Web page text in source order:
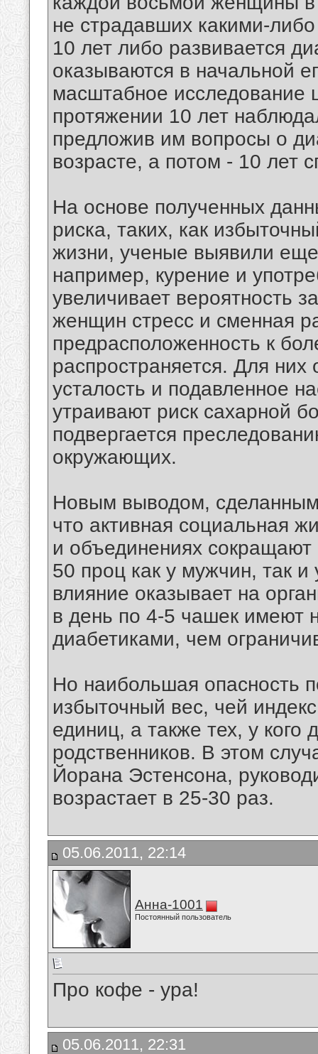
не страдавших какими-
10 лет либо развивается
оказываются в начальной
масштабное исследование
протяжении 10 лет
предложив им вопросы о
возрасте, а потом - 10 лет
На основе полученных
риска, таких, как
жизни, ученые выявили
например, курение и
увеличивает вероятность
женщин стресс и сменная
предрасположенность к
распространяется. Для них
усталость и подавленное
утраивают риск сахарной
подвергается
окружающих.
Новым выводом,
что активная социальная
и объединениях
50 проц как у мужчин, так
влияние оказывает на
в день по 4-5 чашек имеют
диабетиками, чем
Но наибольшая опасность
избыточный вес, чей
единиц, а также тех, у кого
родственников. В этом
Йорана Эстенсона,
возрастает в 25-30 раз.
05.06.2011, 22:14
Анна-1001
Постоянный пользователь
Про кофе - ура!
05.06.2011, 22:31